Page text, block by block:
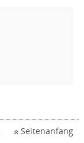
Seitenanfang